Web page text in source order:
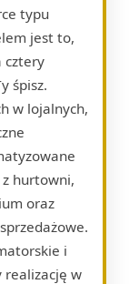
typu
jest to,
cztery
śpisz.
w lojalnych,
hurtowni,
oraz
i
realizację w